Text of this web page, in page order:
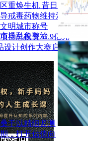
场乱象整治，
干以精细监测
，打开估值向
重焕生机 昔日棚屋区
戒毒药物维持治疗工作
明城市称号
目总投资31.9亿元
设计创作大赛启动